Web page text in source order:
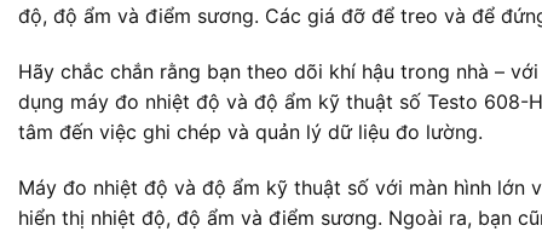
độ, độ ẩm và điểm sương. Các giá đỡ để treo và để
Hãy chắc chắn rằng bạn theo dõi khí hậu trong nhà –
dụng máy đo nhiệt độ và độ ẩm kỹ thuật số Testo 608-
tâm đến việc ghi chép và quản lý dữ liệu đo lường.
Máy đo nhiệt độ và độ ẩm kỹ thuật số với màn hình lớn
hiển thị nhiệt độ, độ ẩm và điểm sương. Ngoài ra, bạn